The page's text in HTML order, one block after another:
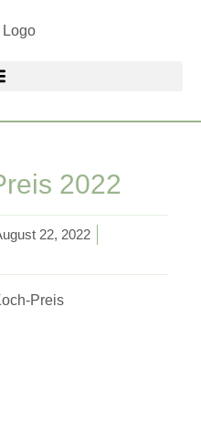
2022
22, 2022